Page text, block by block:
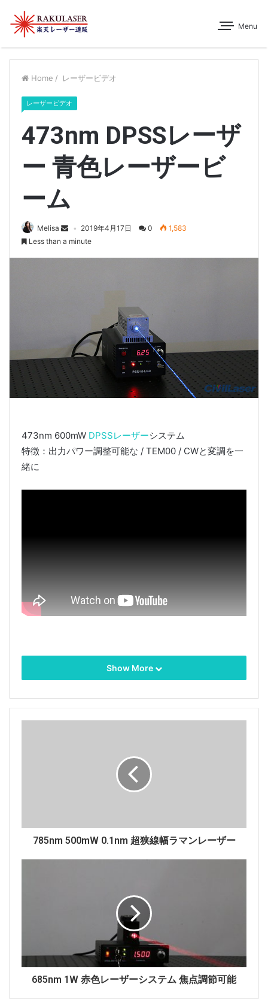
Menu
Home / レーザービデオ
レーザービデオ
473nm DPSSレーザ
ー 青色レーザービ
ーム
Melisa 2019年4月17日 0
1,583
Less than a minute
473nm 600mW DPSSレーザーシステム
特徴：出力パワー調整可能な / TEM00 / CWと変調を一
緒に
ダイオードレーザー レーザービーム
Show More
785nm 500mW 0.1nm 超狭線幅ラマンレーザー
685nm 1W 赤色レーザーシステム 焦点調節可能